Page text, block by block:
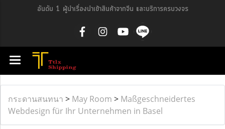
อันดับ 1 ผู้นำเรื่องนำเข้าสินค้าจากจีน และบริการครบวงจร
กระดานสนทนา > May Room > Maßgeschneidertes
Webdesign für Ihr Unternehmen in Basel